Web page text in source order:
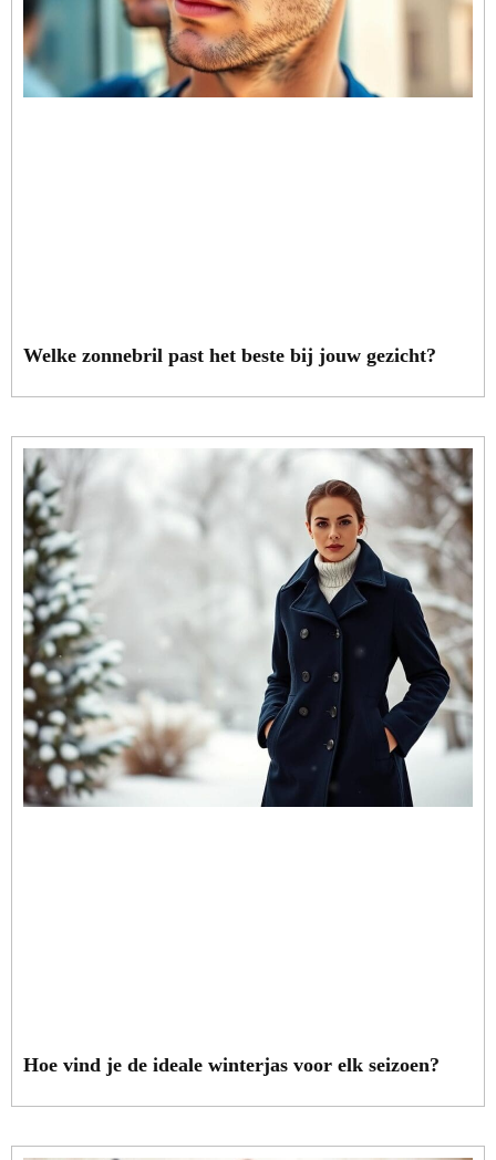
Welke zonnebril past het beste bij jouw gezicht?
Hoe vind je de ideale winterjas voor elk seizoen?